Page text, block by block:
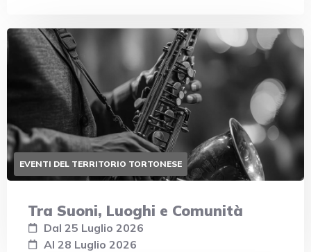
EVENTI DEL TERRITORIO TORTONESE
Tra Suoni, Luoghi e Comunità
Dal 25 Luglio 2026
Al 28 Luglio 2026